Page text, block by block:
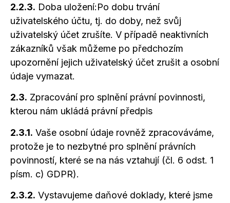
2.2.3. Doba uložení:Po dobu trvání
uživatelského účtu, tj. do doby, než svůj
uživatelský účet zrušíte. V případě neaktivních
zákazníků však můžeme po předchozím
upozornění jejich uživatelský účet zrušit a osobní
údaje vymazat.
2.3. Zpracování pro splnění právní povinnosti,
kterou nám ukládá právní předpis
2.3.1. Vaše osobní údaje rovněž zpracováváme,
protože je to nezbytné pro splnění právních
povinností, které se na nás vztahují (čl. 6 odst. 1
písm. c) GDPR).
2.3.2. Vystavujeme daňové doklady, které jsme